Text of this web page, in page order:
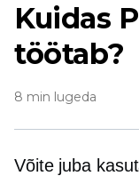
Kuidas
töötab?
8 min lugeda
Võite juba